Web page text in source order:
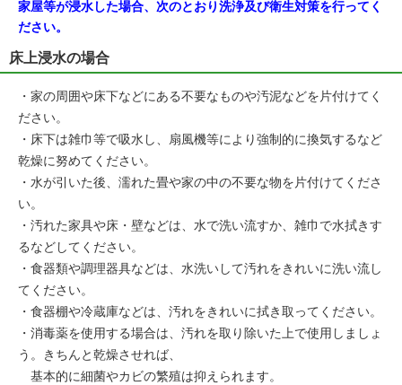
家屋等が浸水した場合、次のとおり洗浄及び衛生対策を行ってく
ださい。
床上浸水の場合
・家の周囲や床下などにある不要なものや汚泥などを片付けてく
ださい。
・床下は雑巾等で吸水し、扇風機等により強制的に換気するなど
乾燥に努めてください。
・水が引いた後、濡れた畳や家の中の不要な物を片付けてくださ
い。
・汚れた家具や床・壁などは、水で洗い流すか、雑巾で水拭きす
るなどしてください。
・食器類や調理器具などは、水洗いして汚れをきれいに洗い流し
てください。
・食器棚や冷蔵庫などは、汚れをきれいに拭き取ってください。
・消毒薬を使用する場合は、汚れを取り除いた上で使用しましょ
う。きちんと乾燥させれば、
基本的に細菌やカビの繁殖は抑えられます。